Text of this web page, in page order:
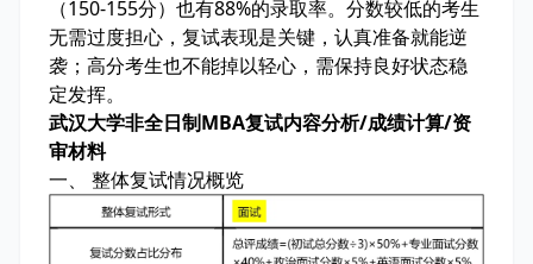
（150-155分）也有88%的录取率。分数较低的考生
无需过度担心，复试表现是关键，认真准备就能逆
袭；高分考生也不能掉以轻心，需保持良好状态稳
定发挥。
武汉大学非全日制MBA复试内容分析/成绩计算/资
审材料
一、 整体复试情况概览